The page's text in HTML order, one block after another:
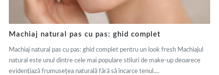
Machiaj natural pas cu pas: ghid complet
Machiaj natural pas cu pas: ghid complet pentru un look fresh Machiajul
natural este unul dintre cele mai populare stiluri de make-up deoarece
evidențiază frumusețea naturală fără să încarce tenul....